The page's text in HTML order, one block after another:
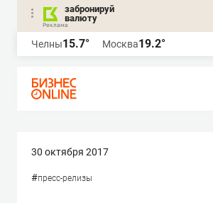
забронируй
валюту
Челны15.7° Москва19.2°
30 октября 2017
#пресс-релизы